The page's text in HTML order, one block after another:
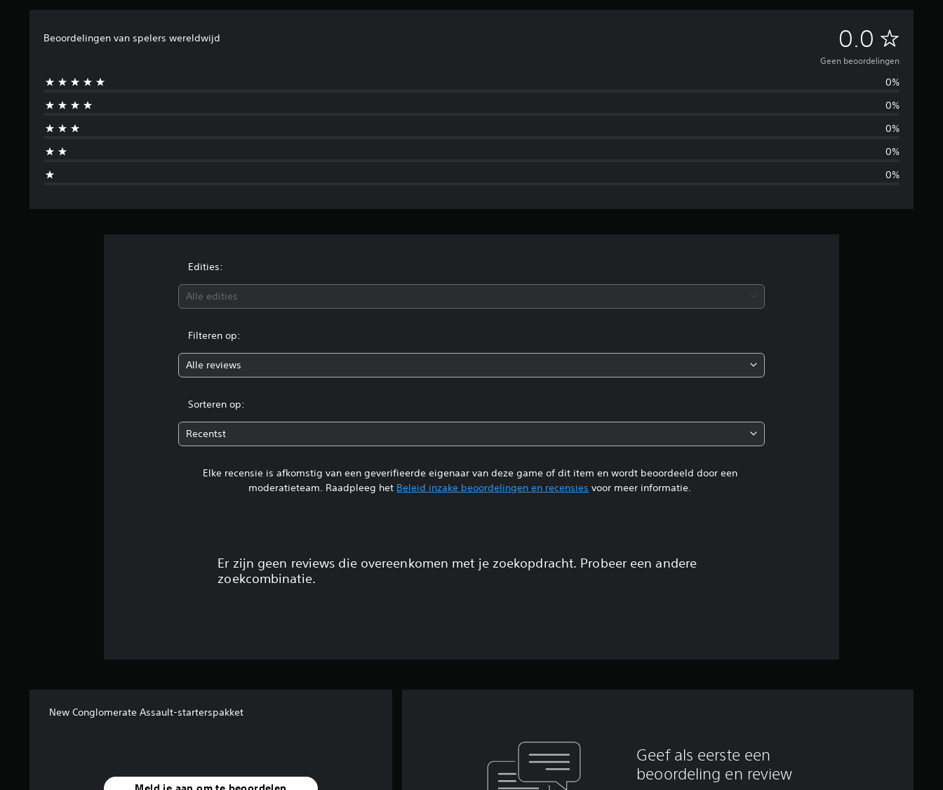
Beoordelingen van spelers wereldwijd 0.0 G
e
e
n
b
e
o
Geen beoordelingen
0%
0%
0%
0%
0%
Edities:
Alle edities
Filteren op:
Alle reviews
Sorteren op:
Recentst
Elke recensie is afkomstig van een geverifieerde eigenaar van deze game of dit item en wordt beoordeeld door een
moderatieteam. Raadpleeg het Beleid inzake beoordelingen en recensies voor meer informatie.
Er zijn geen reviews die overeenkomen met je zoekopdracht. Probeer een andere
zoekcombinatie.
New Conglomerate Assault-starterspakket
Geef als eerste een
beoordeling en review